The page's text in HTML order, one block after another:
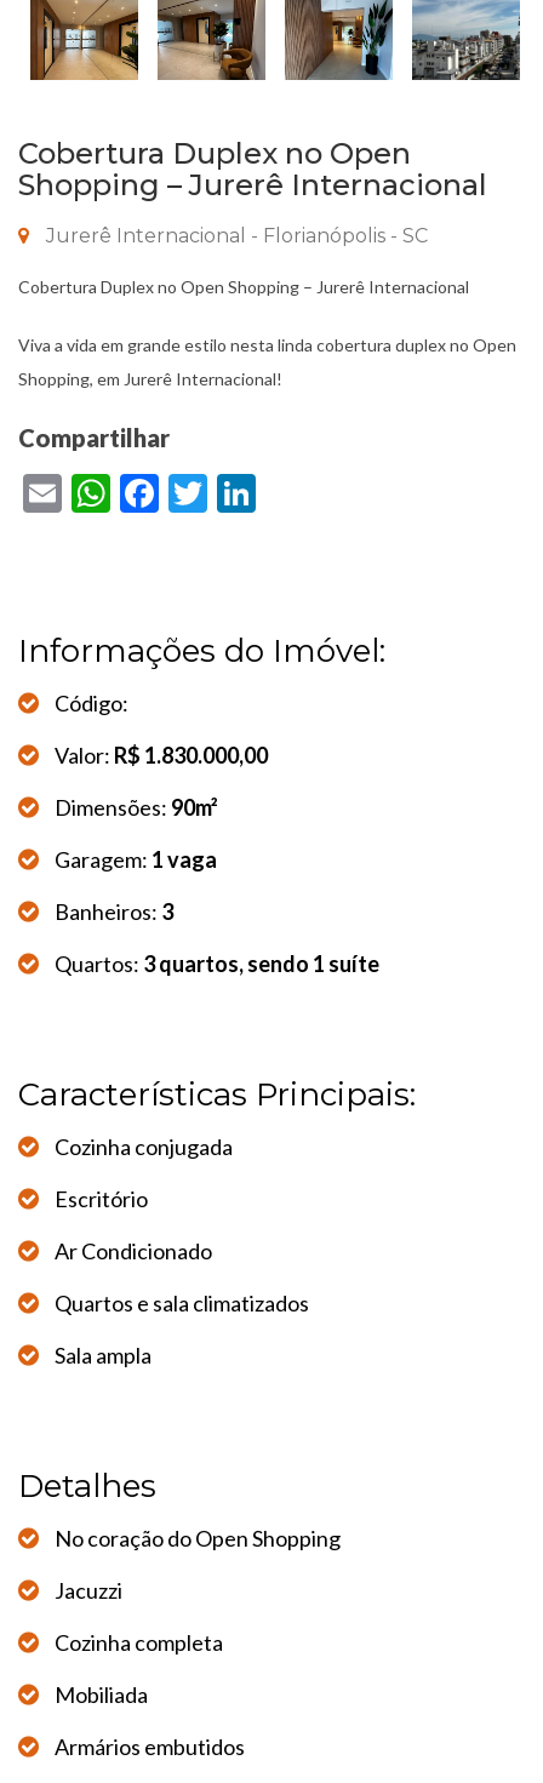
Cobertura Duplex no Open
Shopping – Jurerê Internacional
Jurerê Internacional - Florianópolis - SC
Cobertura Duplex no Open Shopping – Jurerê Internacional
Viva a vida em grande estilo nesta linda cobertura duplex no Open
Shopping, em Jurerê Internacional!
Compartilhar
EmailWhatsApp
Facebook
Twitter
Informações do Imóvel:
Código:
Valor: R$ 1.830.000,00
Dimensões: 90m²
Garagem: 1 vaga
Banheiros: 3
Quartos: 3 quartos, sendo 1 suíte
Características Principais:
Cozinha conjugada
Escritório
Ar Condicionado
Quartos e sala climatizados
Sala ampla
Detalhes
No coração do Open Shopping
Jacuzzi
Cozinha completa
Mobiliada
Armários embutidos